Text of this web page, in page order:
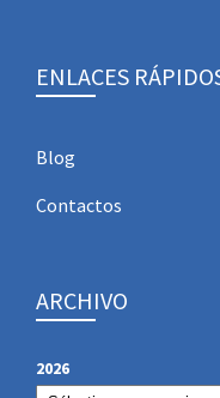
ENLACES
Blog
Contactos
ARCHIVO
2026